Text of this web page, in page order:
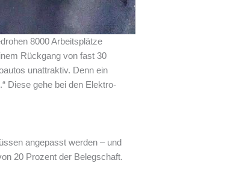
8000 Arbeitsplätze
Rückgang von fast 30
unattraktiv. Denn ein
Diese gehe bei den Elektro-
angepasst werden – und
20 Prozent der Belegschaft.